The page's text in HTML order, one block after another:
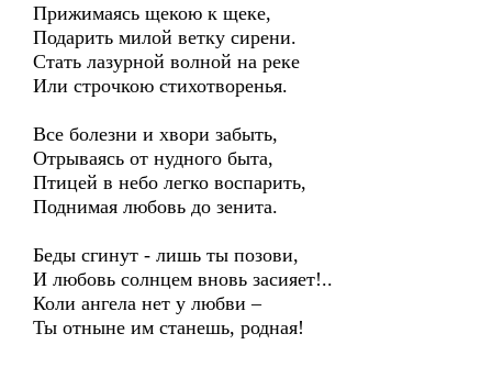
Прижимаясь щекою к щеке,
Подарить милой ветку сирени.
Стать лазурной волной на реке
Или строчкою стихотворенья.
Все болезни и хвори забыть,
Отрываясь от нудного быта,
Птицей в небо легко воспарить,
Поднимая любовь до зенита.
Беды сгинут - лишь ты позови,
И любовь солнцем вновь засияет!..
Коли ангела нет у любви –
Ты отныне им станешь, родная!